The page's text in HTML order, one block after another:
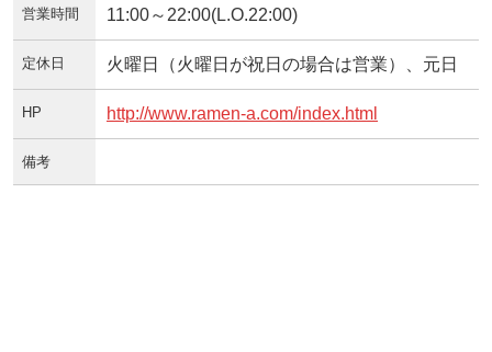
営業時間 11:00～22:00(L.O.22:00)
定休日 火曜日（火曜日が祝日の場合は営業）、元日
HP http://www.ramen-a.com/index.html
備考